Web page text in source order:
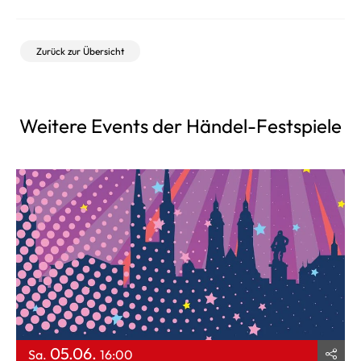
Zurück zur Übersicht
Weitere Events der Händel-Festspiele
Sa. 05.06. 16:00